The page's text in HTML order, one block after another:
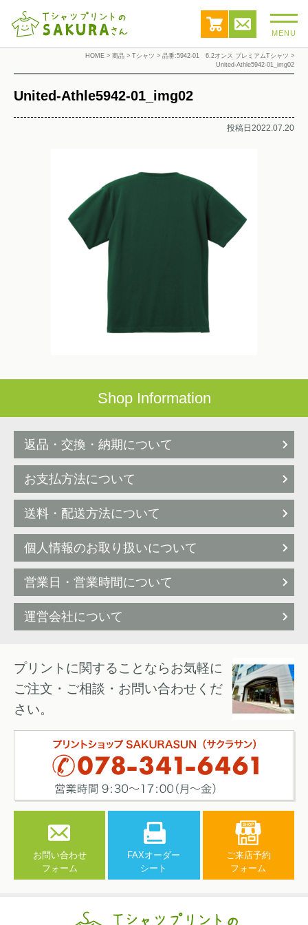
MENU
HOME > 商品 > Tシャツ > 品番:5942-01 6.2オンス プレミアムTシャツ >
United-Athle5942-01_img02
United-Athle5942-01_img02
投稿日2022.07.20
Shop Information
返品・交換・納期について
お支払方法について
送料・配送方法について
個人情報のお取り扱いについて
営業日・営業時間について
運営会社について
プリントに関することならお気軽に
ご注文・ご相談・お問い合わせくだ
さい。
お問い合わせ
フォーム
FAXオーダー
シート
ご来店予約
フォーム